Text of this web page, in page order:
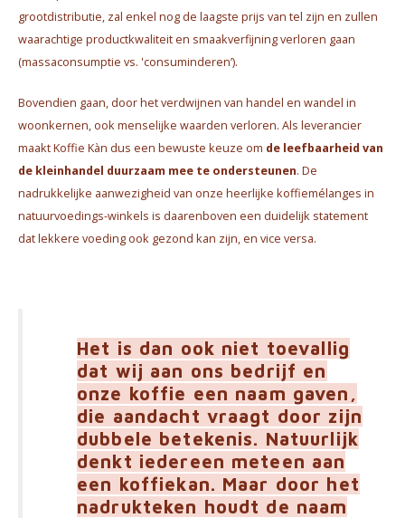
grootdistributie, zal enkel nog de laagste prijs van tel zijn en zullen
waarachtige productkwaliteit en smaakverfijning verloren gaan
(massaconsumptie vs. 'consuminderen’).
Bovendien gaan, door het verdwijnen van handel en wandel in
woonkernen, ook menselijke waarden verloren. Als leverancier
maakt Koffie Kàn dus een bewuste keuze om de leefbaarheid van
de kleinhandel duurzaam mee te ondersteunen. De
nadrukkelijke aanwezigheid van onze heerlijke koffiemélanges in
natuurvoedings-winkels is daarenboven een duidelijk statement
dat lekkere voeding ook gezond kan zijn, en vice versa.
Het is dan ook niet toevallig
dat wij aan ons bedrijf en
onze koffie een naam gaven,
die aandacht vraagt door zijn
dubbele betekenis. Natuurlijk
denkt iedereen meteen aan
een koffiekan. Maar door het
nadrukteken houdt de naam